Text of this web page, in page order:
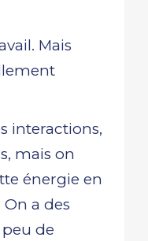
Mais
interactions,
mais on
énergie en
a des
de